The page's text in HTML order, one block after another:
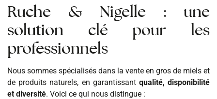
Ruche & Nigelle : une
solution clé pour les
professionnels
Nous sommes spécialisés dans la vente en gros de miels et
de produits naturels, en garantissant qualité, disponibilité
et diversité. Voici ce qui nous distingue :